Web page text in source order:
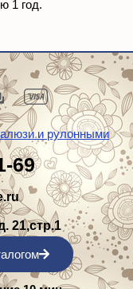
1 год.
и рулонными
69
21,стр.1